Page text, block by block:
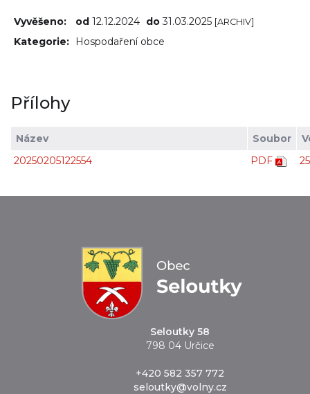
Vyvěšeno: od 12.12.2024 do31.03.2025 [ARCHIV]
Kategorie: Hospodaření obce
Přílohy
Název Soubor
20250205122554
PDF
Seloutky 58
798 04 Určice
+420 582 357 772
seloutky@volny.cz